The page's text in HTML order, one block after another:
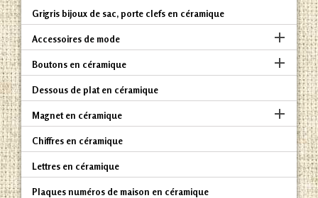
Grigris bijoux de sac, porte clefs en céramique
Accessoires de mode 
Boutons en céramique 
Dessous de plat en céramique
Magnet en céramique 
Chiffres en céramique
Lettres en céramique
Plaques numéros de maison en céramique